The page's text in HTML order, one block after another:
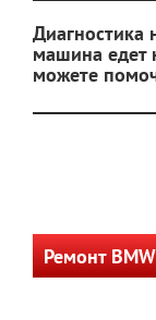
Диагностика
машина едет
можете
Ремонт